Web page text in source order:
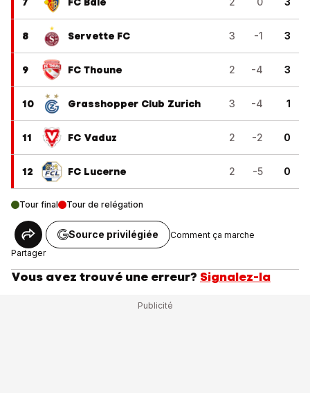
8 Servette FC 3 -1 3
9 FC Thoune 2 -4 3
10 Grasshopper Club Zurich 3 -4 1
11 FC Vaduz 2 -2 0
12 FC Lucerne 2 -5 0
Tour final Tour de relégation
Partager
Source privilégiée Comment ça marche
Vous avez trouvé une erreur? Signalez-la